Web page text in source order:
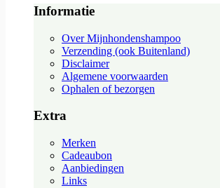
Informatie
Over Mijnhondenshampoo
Verzending (ook Buitenland)
Disclaimer
Algemene voorwaarden
Ophalen of bezorgen
Extra
Merken
Cadeaubon
Aanbiedingen
Links